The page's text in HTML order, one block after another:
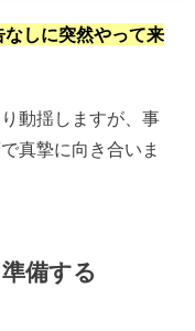
しに突然やって来
動揺しますが、事
真摯に向き合いま
備する